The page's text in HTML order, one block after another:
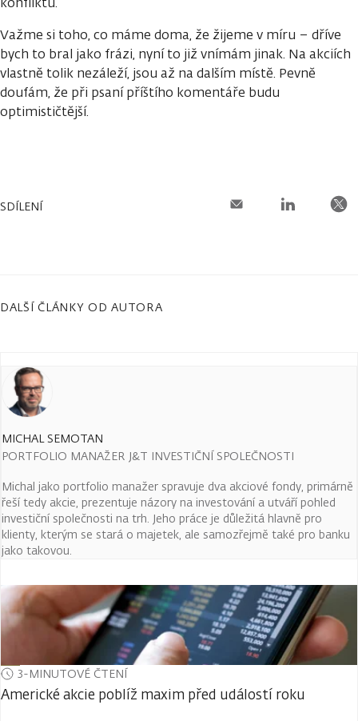
Važme si toho, co máme doma, že žijeme v míru – dříve
bych to bral jako frázi, nyní to již vnímám jinak. Na akciích
vlastně tolik nezáleží, jsou až na dalším místě. Pevně
doufám, že při psaní příštího komentáře budu
optimističtější.
SDÍLENÍ
DALŠÍ ČLÁNKY OD AUTORA
MICHAL SEMOTAN
PORTFOLIO MANAŽER J&T INVESTIČNÍ SPOLEČNOSTI
Michal jako portfolio manažer spravuje dva akciové fondy, primárně
řeší tedy akcie, prezentuje názory na investování a utváří pohled
investiční společnosti na trh. Jeho práce je důležitá hlavně pro
klienty, kterým se stará o majetek, ale samozřejmě také pro banku
jako takovou.
3-MINUTOVÉ ČTENÍ
Americké akcie poblíž maxim před událostí roku